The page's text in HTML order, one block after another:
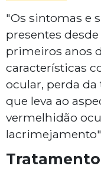
"Os sintomas e
presentes
primeiros anos
características
ocular, perda da
que leva ao
vermelhidão
Tratamento